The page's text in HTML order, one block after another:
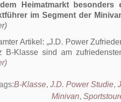
Heimatmarkt
im Segment der
Artikel:
J.D. Power
B-Klasse sind am
B-Klasse, J.D. Power Studie,
Minivan,